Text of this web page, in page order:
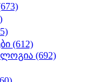
(612)
(692)